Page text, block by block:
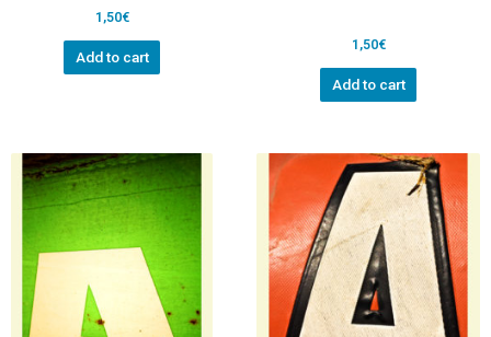
1,50€
Add to cart
1,50€
Add to cart